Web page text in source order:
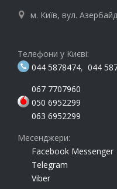
 м. Київ, вул.
Телефони у Києві:
044 5878474, 044
067 7707960
050 6952299
063 6952299
Месенджери:
Facebook Messenger
Telegram
Viber